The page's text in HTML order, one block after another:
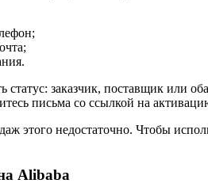
статус: заказчик, поставщик или
письма со ссылкой на
этого недостаточно. Чтобы
Alibaba